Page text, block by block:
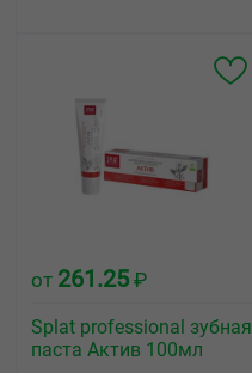
от 261.25 ₽
Splat professional зубная
паста Актив 100мл